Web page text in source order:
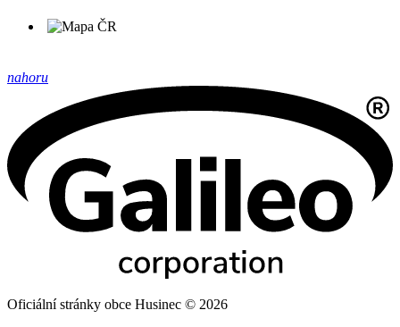
nahoru
Oficiální stránky obce Husinec © 2026